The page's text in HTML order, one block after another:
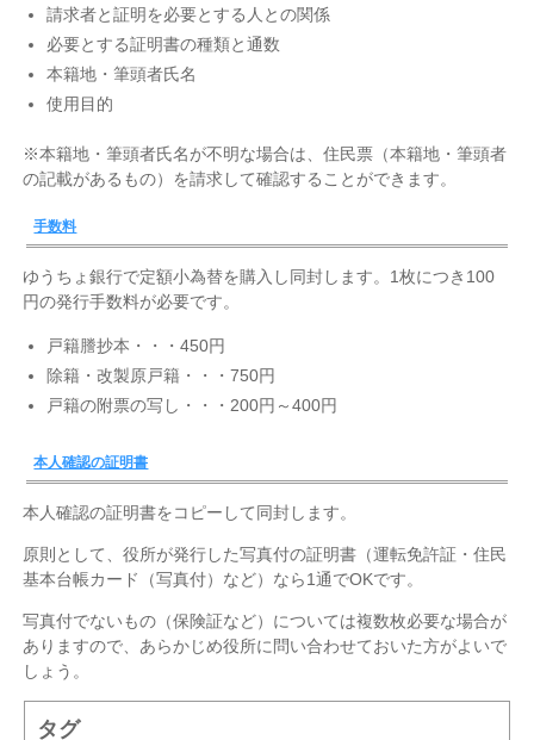
請求者と証明を必要とする人との関係
必要とする証明書の種類と通数
本籍地・筆頭者氏名
使用目的
※本籍地・筆頭者氏名が不明な場合は、住民票（本籍地・筆頭者
の記載があるもの）を請求して確認することができます。
手数料
ゆうちょ銀行で定額小為替を購入し同封します。1枚につき100
円の発行手数料が必要です。
戸籍謄抄本・・・450円
除籍・改製原戸籍・・・750円
戸籍の附票の写し・・・200円～400円
本人確認の証明書
本人確認の証明書をコピーして同封します。
原則として、役所が発行した写真付の証明書（運転免許証・住民
基本台帳カード（写真付）など）なら1通でOKです。
写真付でないもの（保険証など）については複数枚必要な場合が
ありますので、あらかじめ役所に問い合わせておいた方がよいで
しょう。
タグ